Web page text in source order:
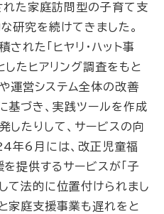
た家庭訪問型の子育て支
研究を続けてきました。
れた「ヒヤリ・ハット事
したヒアリング調査をもと
運営システム全体の改善
基づき、実践ツールを作成
したりして、サービスの向
年6月には、改正児童福
提供するサービスが「子
て法的に位置付けられまし
家庭支援事業も遅れをと